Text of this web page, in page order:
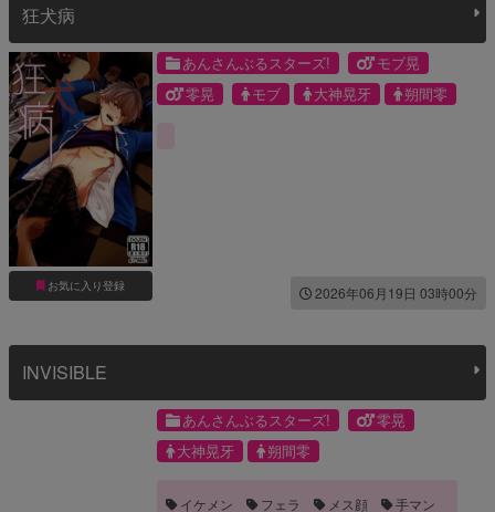
狂犬病
お気に入り登録
あんさんぶるスターズ!
モブ晃
零晃
モブ 大神晃牙 朔間零
2026年06月19日 03時00分
INVISIBLE
あんさんぶるスターズ!
零晃
大神晃牙
朔間零
イケメン フェラ メス顔 手マン